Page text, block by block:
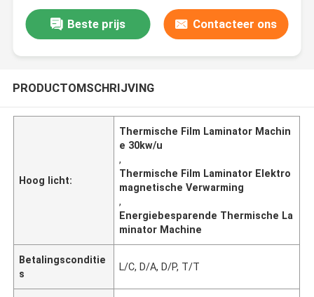
Beste prijs Contacteer ons
PRODUCTOMSCHRIJVING
Hoog licht:
Thermische Film Laminator Machin
e 30kw/u
,
Thermische Film Laminator Elektro
magnetische Verwarming
,
Energiebesparende Thermische La
minator Machine
Betalingsconditie
s
L/C, D/A, D/P, T/T